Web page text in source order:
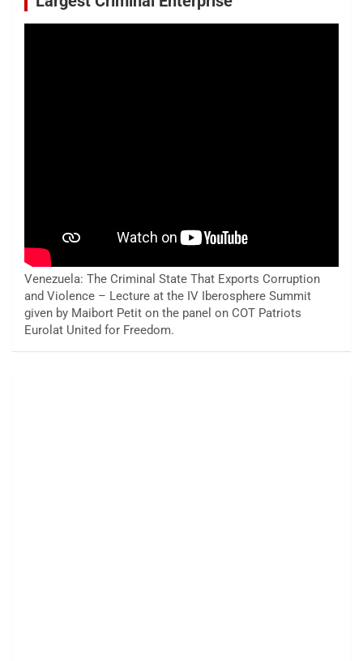
Venezuela: The Criminal State That Exports Corruption
and Violence – Lecture at the IV Iberosphere Summit
given by Maibort Petit on the panel on COT Patriots
Eurolat United for Freedom.